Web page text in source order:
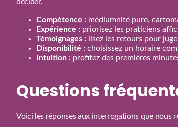
décider.
Compétence : médiumnité pure,
Expérience : priorisez les praticiens
Témoignages : lisez les retours pour
Disponibilité : choisissez un horaire
Intuition : profitez des premières
Questions
Voici les réponses aux interrogations que nous